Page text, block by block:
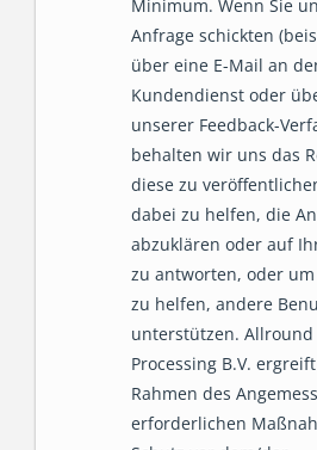
Minimum. Wenn Sie
Anfrage schickten
über eine E-Mail an
Kundendienst oder
unserer Feedback-
behalten wir uns das
diese zu
dabei zu helfen, die
abzuklären oder auf
zu antworten, oder
zu helfen, andere
unterstützen. Allround
Processing B.V.
Rahmen des
erforderlichen